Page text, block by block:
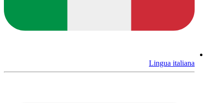
Lingua italiana